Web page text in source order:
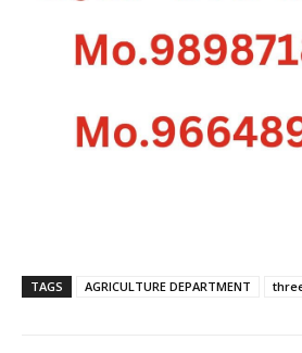
TAGS AGRICULTURE DEPARTMENT